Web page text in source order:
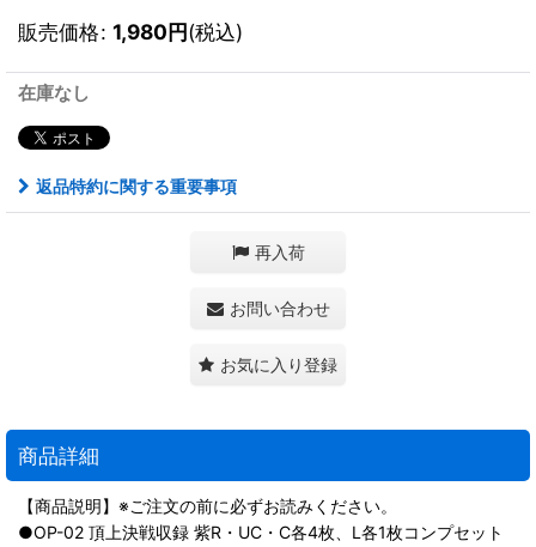
販売価格: 1,980円(税込)
在庫なし
返品特約に関する重要事項
再入荷
お問い合わせ
お気に入り登録
商品詳細
【商品説明】※ご注文の前に必ずお読みください。
●OP-02 頂上決戦収録 紫R・UC・C各4枚、L各1枚コンプセット